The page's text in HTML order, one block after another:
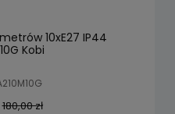
10xE27 IP44
Kobi
180,00 zł